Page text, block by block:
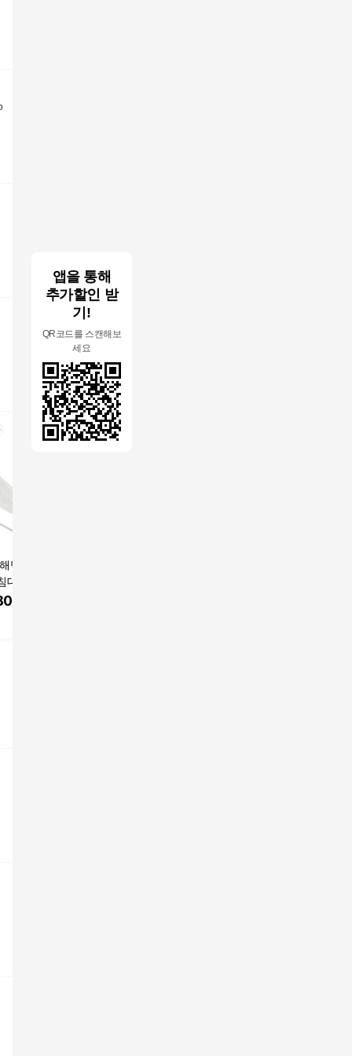
앱을 통해
추가할인 받
기!
QR코드를 스캔해보
세요
먹 스탠드 세트
대 가정용 감성
아이보리 크림